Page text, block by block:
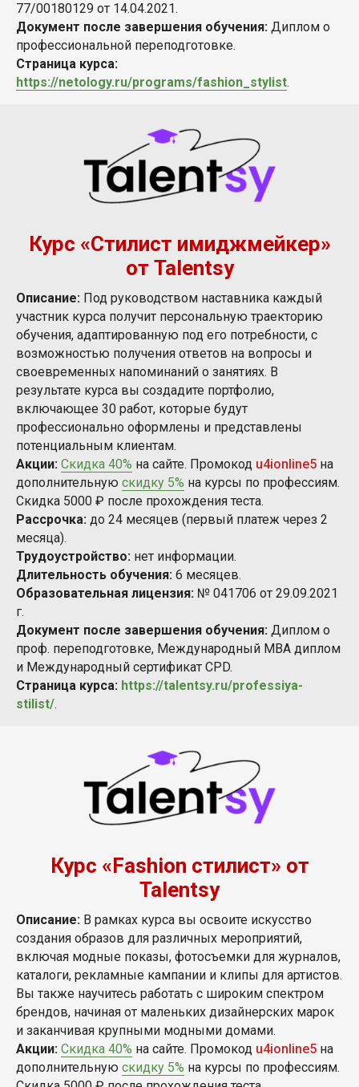
77/00180129 от 14.04.2021.
Документ после завершения обучения: Диплом о
профессиональной переподготовке.
Страница курса:
https://netology.ru/programs/fashion_stylist.
Курс «Стилист имиджмейкер»
от Talentsy
Описание: Под руководством наставника каждый
участник курса получит персональную траекторию
обучения, адаптированную под его потребности, с
возможностью получения ответов на вопросы и
своевременных напоминаний о занятиях. В
результате курса вы создадите портфолио,
включающее 30 работ, которые будут
профессионально оформлены и представлены
потенциальным клиентам.
Акции: Скидка 40% на сайте. Промокод u4ionline5 на
дополнительную скидку 5% на курсы по профессиям.
Скидка 5000 ₽ после прохождения теста.
Рассрочка: до 24 месяцев (первый платеж через 2
месяца).
Трудоустройство: нет информации.
Длительность обучения: 6 месяцев.
Образовательная лицензия: № 041706 от 29.09.2021
г.
Документ после завершения обучения: Диплом о
проф. переподготовке, Международный MBA диплом
и Международный сертификат CPD.
Страница курса: https://talentsy.ru/professiya-
stilist/.
Курс «Fashion стилист» от
Talentsy
Описание: В рамках курса вы освоите искусство
создания образов для различных мероприятий,
включая модные показы, фотосъемки для журналов,
каталоги, рекламные кампании и клипы для артистов.
Вы также научитесь работать с широким спектром
брендов, начиная от маленьких дизайнерских марок
и заканчивая крупными модными домами.
Акции: Скидка 40% на сайте. Промокод u4ionline5 на
дополнительную скидку 5% на курсы по профессиям.